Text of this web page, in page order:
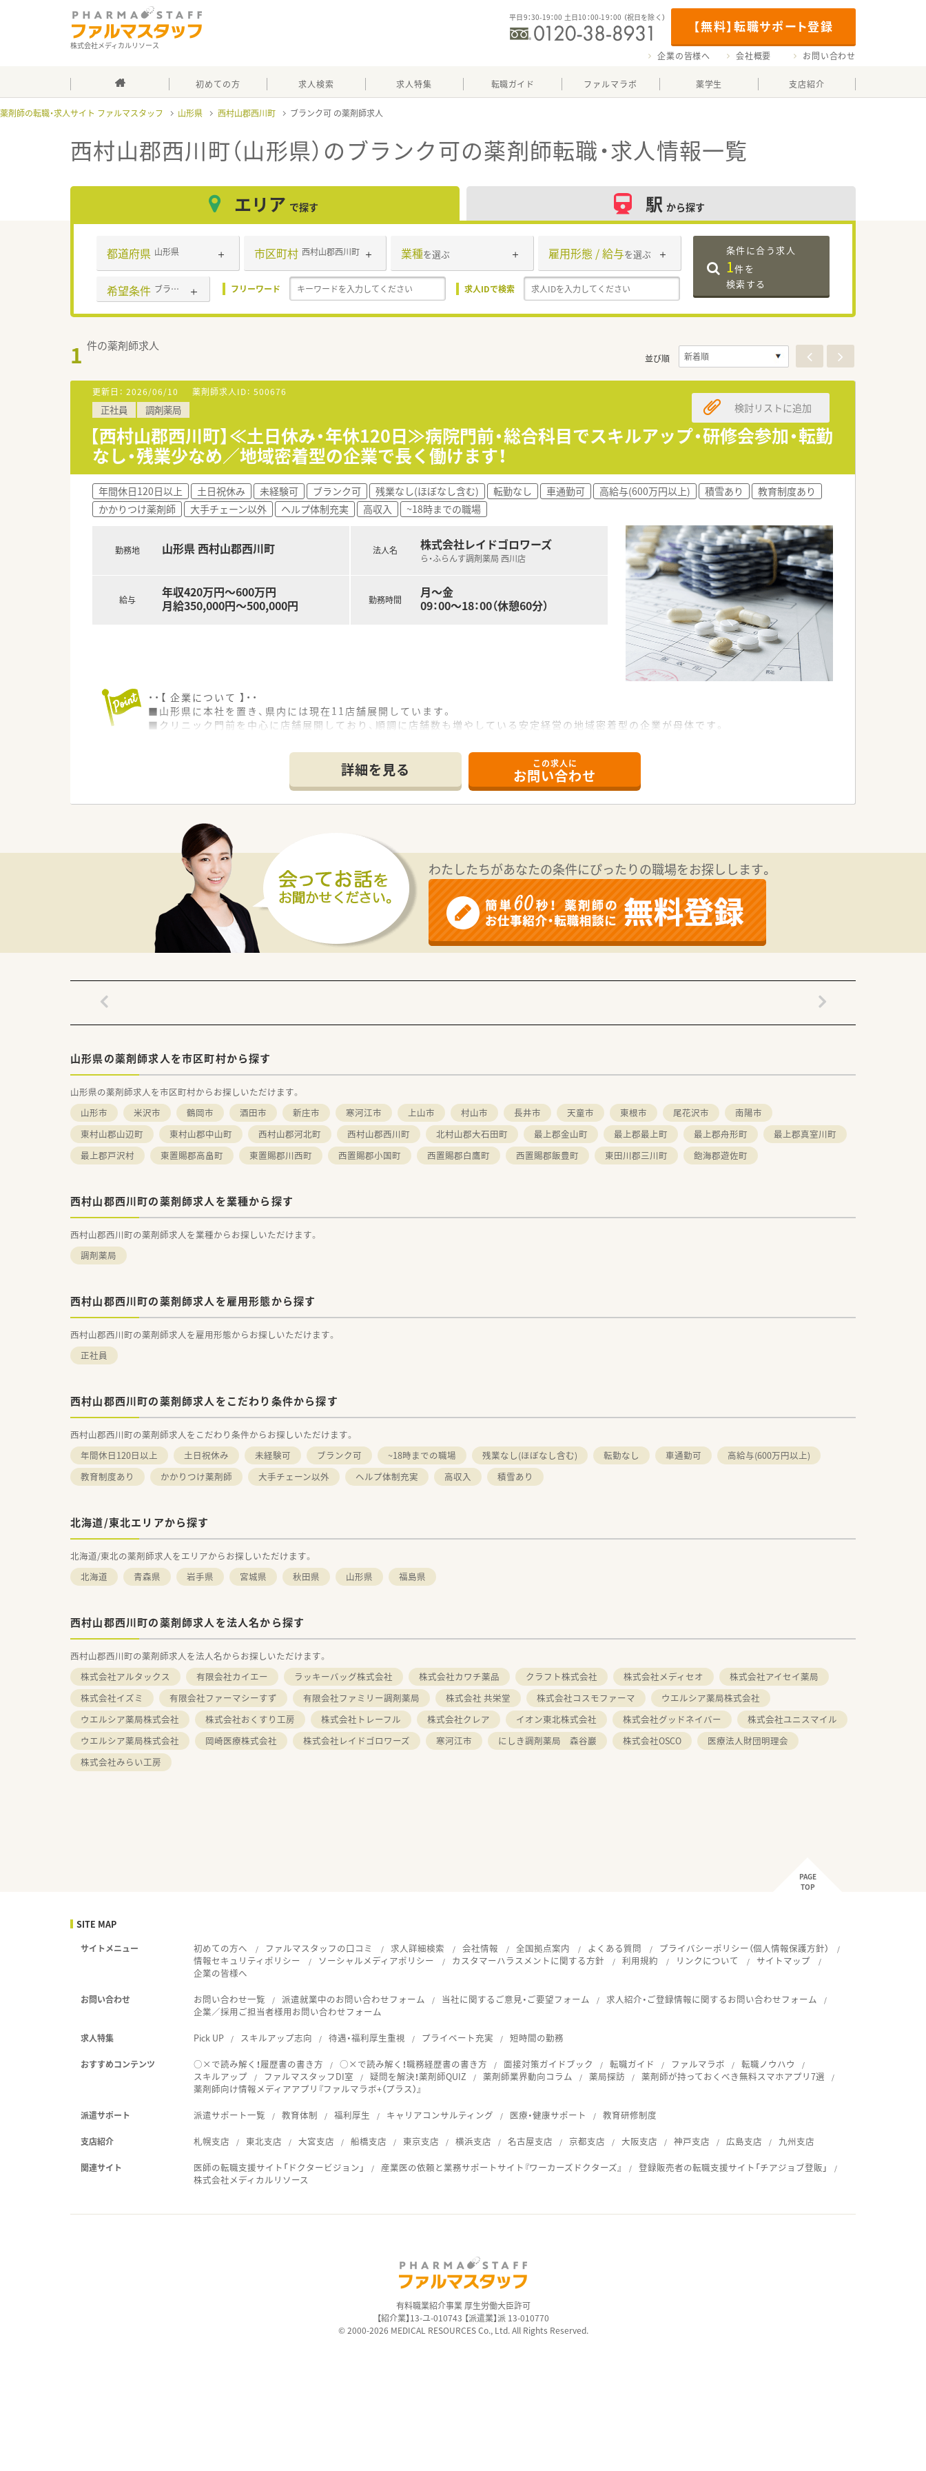
株式会社メディカルリソース
【無料】転職サポート登録
平日9：30-19：00 土日10：00-19：00 （祝日を除く）
企業の皆様へ 会社概要 お問い合わせ
初めての方 求人検索 求人特集 転職ガイド ファルマラボ 薬学生 支店紹介
薬剤師の転職・求人サイト ファルマスタッフ 山形県 西村山郡西川町 ブランク可
西村山郡西川町（山形県）のブランク可の薬剤師転職・求人情報一覧
エリア で探す 駅 から探す
都道府県 山形県 市区町村 西村山郡西川町 業種を選ぶ 雇用形態 / 給与を選ぶ
希望条件 ブランク可 フリーワード 求人IDで検索
条件に合う求人
1件を
検索する
1 件の薬剤師求人
並び順
更新日： 2026/06/10 薬剤師求人ID： 500676
正社員 調剤薬局
【西村山郡西川町】≪土日休み・年休120日≫病院門前・総合科目でスキルアップ・研修会参加・転勤
なし・残業少なめ／地域密着型の企業で長く働けます！
検討リストに追加
年間休日120日以上 土日祝休み 未経験可 ブランク可 残業なし(ほぼなし含む) 転勤なし 車通勤可 高給与(600万円以上) 積雪あり
教育制度あり
かかりつけ薬剤師
大手チェーン以外 ヘルプ体制充実 高収入 ~18時までの職場
勤務地 山形県 西村山郡西川町
給与
年収420万円～600万円
月給350,000円～500,000円
法人名 株式会社レイドゴロワーズ
ら・ふらんす調剤薬局 西川店
勤務時間
月～金
09：00～18：00（休憩60分）
・・【 企業について 】・・
■山形県に本社を置き、県内には現在11店舗展開しています。
■クリニック門前を中心に店舗展開しており、順調に店舗数も増やしている安定経営の地域密着型の企業が母体です。
社員一丸となり数年前から門前調剤だけでなく、施設在宅（50数軒）や介護相談センターにも積極的に取り組んでいます。
■優しくあたたかいスタッフが揃っており、コミュニケーションの取り易い環境です。
・・【 薬剤師の育成に注力 】・・
★地区薬剤会や薬品メーカーなどが主催する研修会に積極的に参加しています。
★最新の医療情報や知識を身につけて服薬指導の向上に努めとともに、
「人」を大切に考えた人間教育にも力を入れ、医療サービスを提供するものとしての高度なスキルと、
人間性を兼ね備えた、より信頼できる薬剤師の育成を行っています！
・・【 薬局紹介 】・・
■土、日休みの店舗、かつ年休120日あるため、ワークライフバランスが実現できる環境です。
■総合病院門前で、様々な科目に触れることができます。
処方箋枚数も安定しているため、無理なくスキルを磨くことができる環境です◎
■国道112号線沿いにあり、お車での通勤が便利なエリアです。
近くにはスーパーもあり、就業前後のお買い物にも便利です。
詳細を見る この求人に
お問い合わせ
わたしたちがあなたの条件にぴったりの職場をお探しします。
山形県の薬剤師求人を市区町村から探す
山形県の薬剤師求人を市区町村からお探しいただけます。
山形市
米沢市 鶴岡市 酒田市 新庄市 寒河江市 上山市 村山市 長井市 天童市 東根市 尾花沢市
南陽市
東村山郡山辺町
東村山郡中山町 西村山郡河北町 西村山郡西川町 北村山郡大石田町 最上郡金山町 最上郡最上町 最上郡舟形町
最上郡真室川町
最上郡戸沢村
東置賜郡高畠町 東置賜郡川西町 西置賜郡小国町 西置賜郡白鷹町 西置賜郡飯豊町 東田川郡三川町 飽海郡遊佐町
西村山郡西川町の薬剤師求人を業種から探す
西村山郡西川町の薬剤師求人を業種からお探しいただけます。
調剤薬局
西村山郡西川町の薬剤師求人を雇用形態から探す
西村山郡西川町の薬剤師求人を雇用形態からお探しいただけます。
正社員
西村山郡西川町の薬剤師求人をこだわり条件から探す
西村山郡西川町の薬剤師求人をこだわり条件からお探しいただけます。
年間休日120日以上
土日祝休み 未経験可 ブランク可 ~18時までの職場 残業なし(ほぼなし含む) 転勤なし 車通勤可
高給与(600万円以上)
教育制度あり
かかりつけ薬剤師 大手チェーン以外 ヘルプ体制充実 高収入 積雪あり
北海道/東北エリアから探す
北海道/東北の薬剤師求人をエリアからお探しいただけます。
北海道
青森県 岩手県 宮城県 秋田県 山形県 福島県
西村山郡西川町の薬剤師求人を法人名から探す
西村山郡西川町の薬剤師求人を法人名からお探しいただけます。
株式会社アルタックス
有限会社カイエー ラッキーバッグ株式会社 株式会社カワチ薬品 クラフト株式会社 株式会社メディセオ
株式会社アイセイ薬局
株式会社イズミ
有限会社ファーマシーすず 有限会社ファミリー調剤薬局 株式会社 共栄堂 株式会社コスモファーマ
ウエルシア薬局株式会社
ウエルシア薬局株式会社
株式会社おくすり工房 株式会社トレーフル 株式会社クレア イオン東北株式会社 株式会社グッドネイバー
株式会社ユニスマイル
ウエルシア薬局株式会社
岡崎医療株式会社 株式会社レイドゴロワーズ 寒河江市 にしき調剤薬局 森谷巖 株式会社OSCO
医療法人財団明理会
株式会社みらい工房
PAGE
TOP
SITE MAP
サイトメニュー 初めての方へ ファルマスタッフの口コミ 求人詳細検索 会社情報 全国拠点案内 よくある質問
プライバシーポリシー（個人情報保護方針）
情報セキュリティポリシー
ソーシャルメディアポリシー カスタマーハラスメントに関する方針 利用規約 リンクについて
サイトマップ
企業の皆様へ
お問い合わせ お問い合わせ一覧 派遣就業中のお問い合わせフォーム 当社に関するご意見・ご要望フォーム
求人紹介・ご登録情報に関するお問い合わせフォーム
企業／採用ご担当者様用お問い合わせフォーム
求人特集 Pick UP スキルアップ志向 待遇・福利厚生重視 プライベート充実 短時間の勤務
おすすめコンテンツ ○×で読み解く！履歴書の書き方 ○×で読み解く！職務経歴書の書き方 面接対策ガイドブック 転職ガイド ファルマラボ
転職ノウハウ
スキルアップ
ファルマスタッフDI室 疑問を解決！薬剤師QUIZ 薬剤師業界動向コラム 薬局探訪
薬剤師が持っておくべき無料スマホアプリ7選
薬剤師向け情報メディアアプリ『ファルマラボ+（プラス）』
派遣サポート 派遣サポート一覧 教育体制 福利厚生 キャリアコンサルティング 医療・健康サポート 教育研修制度
支店紹介 札幌支店 東北支店 大宮支店 船橋支店 東京支店 横浜支店 名古屋支店 京都支店 大阪支店 神戸支店 広島支店 九州支店
関連サイト 医師の転職支援サイト「ドクタービジョン」 産業医の依頼と業務サポートサイト『ワーカーズドクターズ』
登録販売者の転職支援サイト「チアジョブ登販」
株式会社メディカルリソース
有料職業紹介事業 厚生労働大臣許可
【紹介業】13-ユ-010743 【派遣業】派 13-010770
© 2000-2026 MEDICAL RESOURCES Co., Ltd. All Rights Reserved.